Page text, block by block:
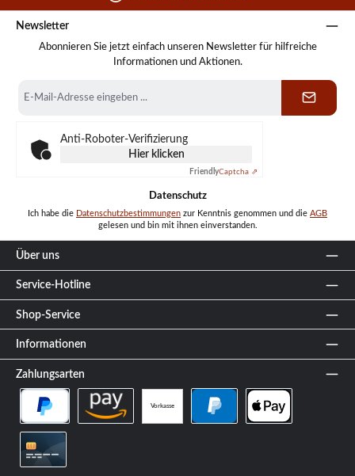
Newsletter
Abonnieren Sie jetzt einfach unseren Newsletter für hilfreiche
Informationen und Aktionen.
Mail-
Anti-Roboter-Verifizierung
Hier klicken
FriendlyCaptcha ⇗
Datenschutz
Ich habe die Datenschutzbestimmungen zur Kenntnis genommen und die AGB
gelesen und bin mit ihnen einverstanden.
Über uns
Service-Hotline
Shop-Service
Informationen
Zahlungsarten
Vorkasse
PayPal Später Bezahlen